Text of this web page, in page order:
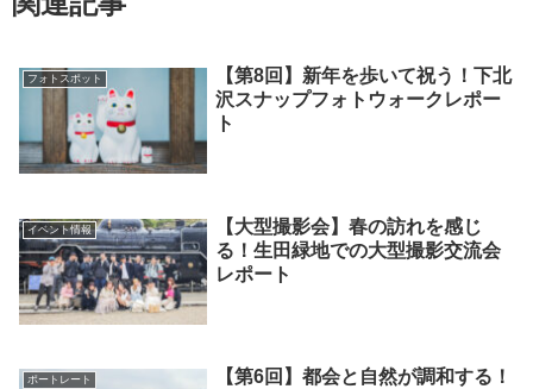
フォトスポット
【第8回】新年を歩いて祝う！下北
沢スナップフォトウォークレポー
ト
イベント情報
【大型撮影会】春の訪れを感じ
る！生田緑地での大型撮影交流会
レポート
ポートレート
【第6回】都会と自然が調和する！